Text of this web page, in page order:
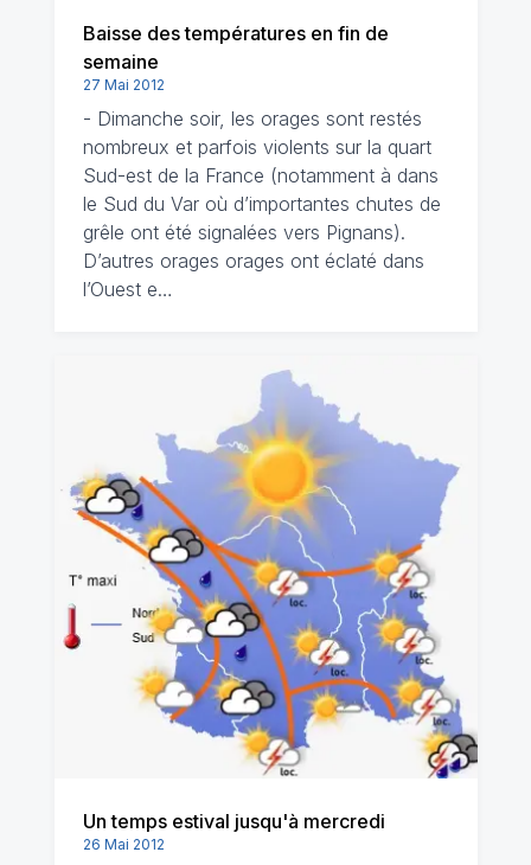
Baisse des températures en fin de
semaine
27 Mai 2012
- Dimanche soir, les orages sont restés
nombreux et parfois violents sur la quart
Sud-est de la France (notamment à dans
le Sud du Var où d’importantes chutes de
grêle ont été signalées vers Pignans).
D’autres orages orages ont éclaté dans
l’Ouest e…
Un temps estival jusqu'à mercredi
26 Mai 2012